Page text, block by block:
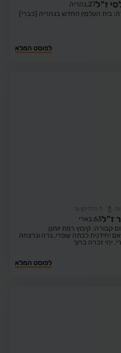
ז"ל27, נהריה
בית העלמין החדש בנהריה (כברי)
לפוסט המלא
1 הדליקו נר
ז"ל63, בארי
קבורה: קיבוץ רמת יוחנן
יחידנית לבתה עופרי, גרה ונרצחה
יהי זכרה ברוך
לפוסט המלא